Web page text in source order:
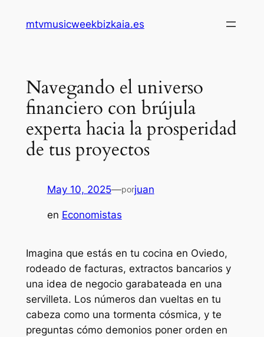
mtvmusicweekbizkaia.es
Navegando el universo
financiero con brújula
experta hacia la prosperidad
de tus proyectos
May 10, 2025—porjuan
en Economistas
Imagina que estás en tu cocina en Oviedo,
rodeado de facturas, extractos bancarios y
una idea de negocio garabateada en una
servilleta. Los números dan vueltas en tu
cabeza como una tormenta cósmica, y te
preguntas cómo demonios poner orden en